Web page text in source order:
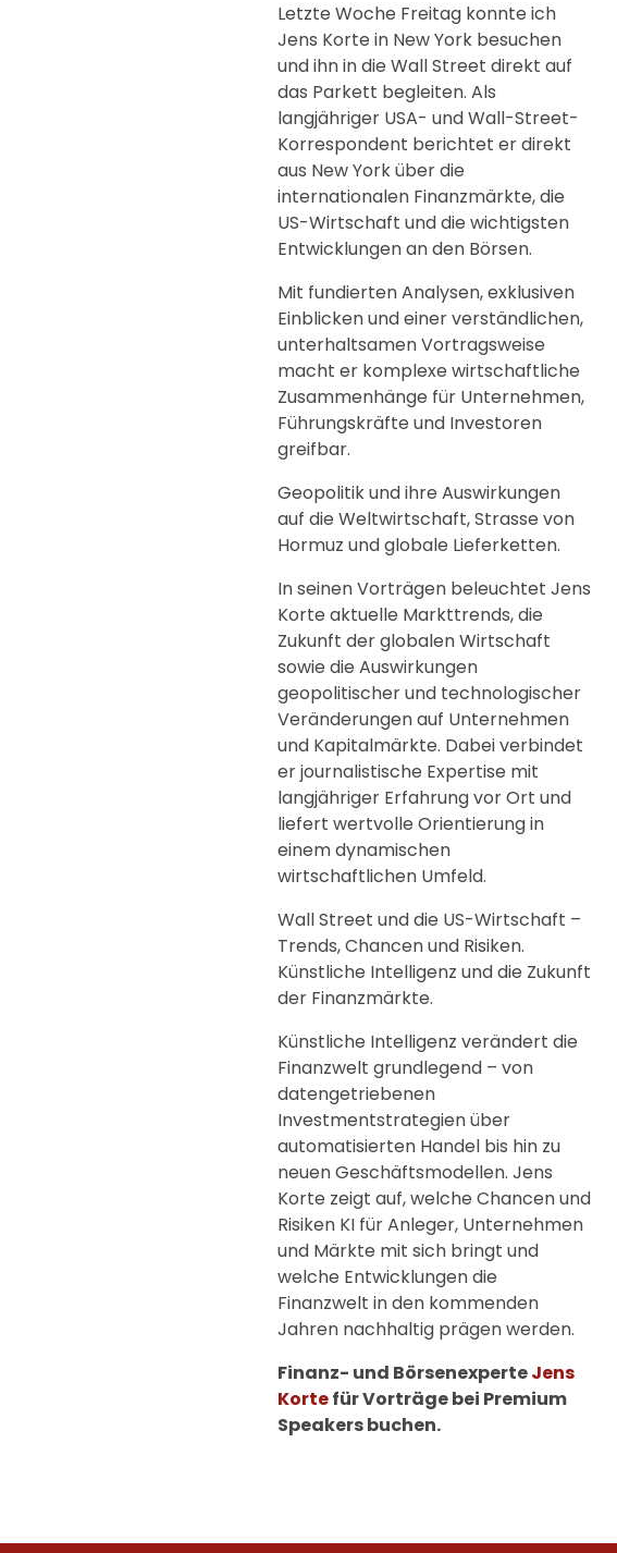
Letzte Woche Freitag konnte ich
Jens Korte in New York besuchen
und ihn in die Wall Street direkt auf
das Parkett begleiten. Als
langjähriger USA- und Wall-Street-
Korrespondent berichtet er direkt
aus New York über die
internationalen Finanzmärkte, die
US-Wirtschaft und die wichtigsten
Entwicklungen an den Börsen.
Mit fundierten Analysen, exklusiven
Einblicken und einer verständlichen,
unterhaltsamen Vortragsweise
macht er komplexe wirtschaftliche
Zusammenhänge für Unternehmen,
Führungskräfte und Investoren
greifbar.
Geopolitik und ihre Auswirkungen
auf die Weltwirtschaft, Strasse von
Hormuz und globale Lieferketten.
In seinen Vorträgen beleuchtet Jens
Korte aktuelle Markttrends, die
Zukunft der globalen Wirtschaft
sowie die Auswirkungen
geopolitischer und technologischer
Veränderungen auf Unternehmen
und Kapitalmärkte. Dabei verbindet
er journalistische Expertise mit
langjähriger Erfahrung vor Ort und
liefert wertvolle Orientierung in
einem dynamischen
wirtschaftlichen Umfeld.
Wall Street und die US-Wirtschaft –
Trends, Chancen und Risiken.
Künstliche Intelligenz und die Zukunft
der Finanzmärkte.
Künstliche Intelligenz verändert die
Finanzwelt grundlegend – von
datengetriebenen
Investmentstrategien über
automatisierten Handel bis hin zu
neuen Geschäftsmodellen. Jens
Korte zeigt auf, welche Chancen und
Risiken KI für Anleger, Unternehmen
und Märkte mit sich bringt und
welche Entwicklungen die
Finanzwelt in den kommenden
Jahren nachhaltig prägen werden.
Finanz- und BörsenexperteJens
Kortefür Vorträge bei Premium
Speakers buchen.